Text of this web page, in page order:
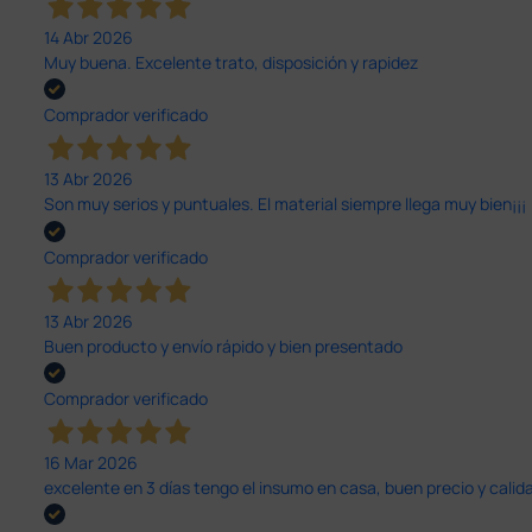
14 Abr 2026
Muy buena. Excelente trato, disposición y rapidez
Comprador verificado
13 Abr 2026
Son muy serios y puntuales. El material siempre llega muy bien¡¡¡
Comprador verificado
13 Abr 2026
Buen producto y envío rápido y bien presentado
Comprador verificado
16 Mar 2026
excelente en 3 días tengo el insumo en casa, buen precio y